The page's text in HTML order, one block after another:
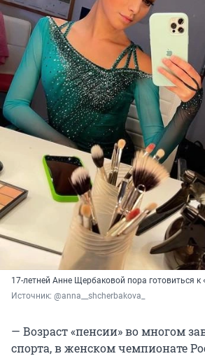
17-летней Анне Щербаковой пора готовиться к
Источник: @anna__shcherbakova_
— Возраст «пенсии» во многом
спорта, в женском чемпионате